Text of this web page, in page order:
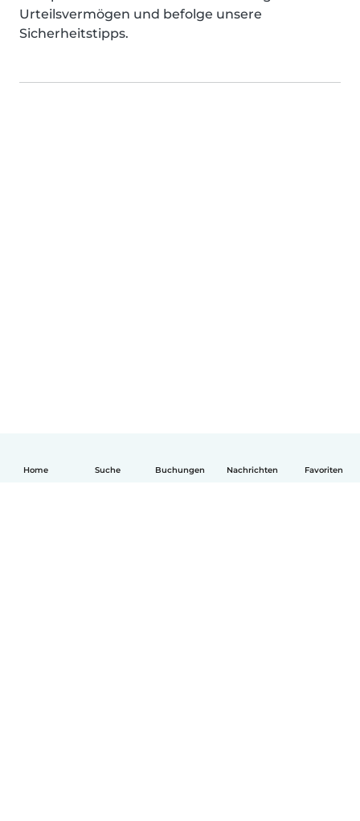
Home Suche Buchungen Nachrichten Favoriten
Urteilsvermögen und befolge unsere
Sicherheitstipps.